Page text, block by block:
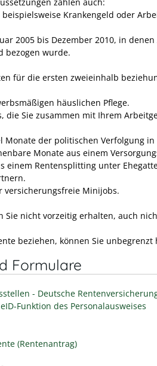
Krankengeld oder
2005 bis Dezember 2010, in
bezogen wurde.
für die ersten zweieinhalb
häuslichen Pflege.
die Sie zusammen mit Ihrem
Monate der politischen Verfolgung in
Monate aus einem
einem Rentensplitting unter
versicherungsfreie Minijobs.
Sie nicht vorzeitig erhalten, auch
beziehen, können Sie
Formulare
- Deutsche
Funktion des Personalausweises
(Rentenantrag)